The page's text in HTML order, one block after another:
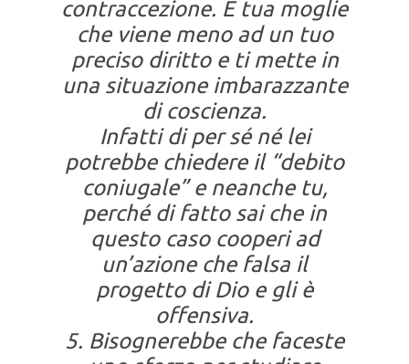
contraccezione. È tua moglie
che viene meno ad un tuo
preciso diritto e ti mette in
una situazione imbarazzante
di coscienza.
Infatti di per sé né lei
potrebbe chiedere il “debito
coniugale” e neanche tu,
perché di fatto sai che in
questo caso cooperi ad
un’azione che falsa il
progetto di Dio e gli è
offensiva.
5. Bisognerebbe che faceste